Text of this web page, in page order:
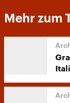
Mehr zum